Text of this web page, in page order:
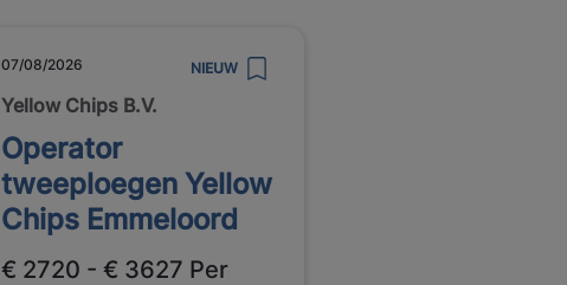
07/08/2026 NIEUW
Yellow Chips B.V.
Operator
tweeploegen Yellow
Chips Emmeloord
€ 2720 - € 3627 Per